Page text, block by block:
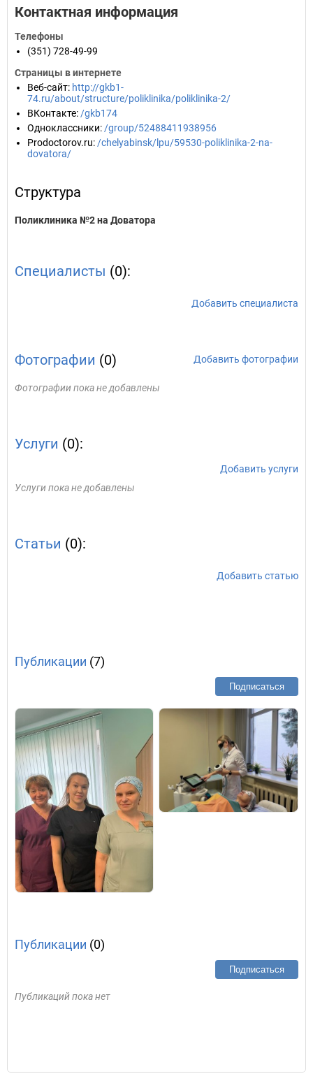
Контактная информация
Телефоны
(351) 728-49-99
Страницы в интернете
Веб-сайт: http://gkb1-
74.ru/about/structure/poliklinika/poliklinika-2/
ВКонтакте: /gkb174
Одноклассники: /group/52488411938956
Prodoctorov.ru: /chelyabinsk/lpu/59530-poliklinika-2-na-
dovatora/
Структура
Поликлиника №2 на Доватора
Специалисты (0):
Добавить специалиста
Фотографии (0) Добавить фотографии
Фотографии пока не добавлены
Услуги (0):
Добавить услуги
Услуги пока не добавлены
Статьи (0):
Добавить статью
Публикации (7)
Подписаться
Публикации (0)
Подписаться
Публикаций пока нет